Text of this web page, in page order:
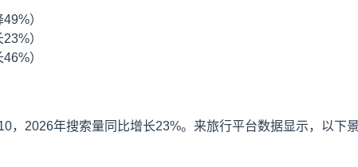
）
）
）
，2026年搜索量同比增长23%。来旅行平台数据显示，以下景